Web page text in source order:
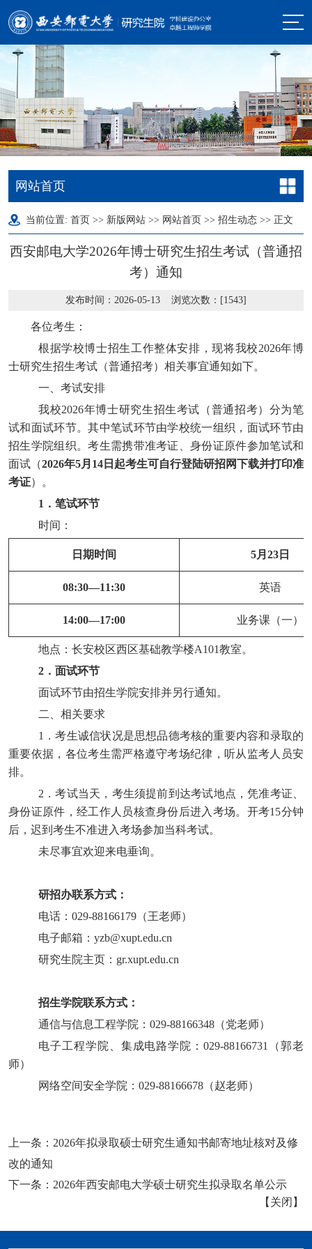
网站首页
当前位置: 首页 >> 新版网站 >> 网站首页 >> 招生动态 >> 正文
西安邮电大学2026年博士研究生招生考试（普通招
考）通知
发布时间：2026-05-13 浏览次数：[1543]
各位考生：
根据学校博士招生工作整体安排 ，现将我校2026年博
士研究生招生考试（普通招考）相关事宜通知如下。
一、 考试安排
我校2026年博士研究生招生考试（普通招考） 分为笔
试和面试环节。其中笔试环节由学校统一组织，面试环节由
招生学院组织。考生需携带准考证、身份证原件参加笔试和
面试（2026年5月 14 日起考生可自行登陆研招网下载并打印准
考证）。
1 ．笔试环节
时间：
日期时间 5月 23 日
08:30—11:30 英语
14:00—17:00 业务课（一）
地点： 长安校区西区基础教学楼A101教室。
2 ． 面试环节
面试环节由招生学院安排并另行通知。
二、相关要求
1 ．考生诚信状况是思想品德考核的重要内容和录取的
重要依据，各位考生需严格遵守考场纪律，听从监考人员安
排。
2 ．考试当天，考生须提前到达考试地点，凭准考证、
身份证原件 ，经工作人员核查身份后进入考场。开考15分钟
后，迟到考生不准进入考场参加当科考试。
未尽事宜欢迎来电垂询。
研招办联系方式：
电话： 029-88166179 （王老师）
电子邮箱： yzb@xupt.edu.cn
研究生院主页： gr.xupt.edu.cn
招生学院联系方式：
通信与信息工程学院： 029-88166348 （党老师）
电子工程学院
集成电路学院 ：029-88166731 （郭老
师）
网络空间安全学院： 029-88166678 （赵老师）
上一条： 2026年拟录取硕士研究生通知书邮寄地址核对及修
改的通知
下一条： 2026年西安邮电大学硕士研究生拟录取名单公示
【 关闭 】